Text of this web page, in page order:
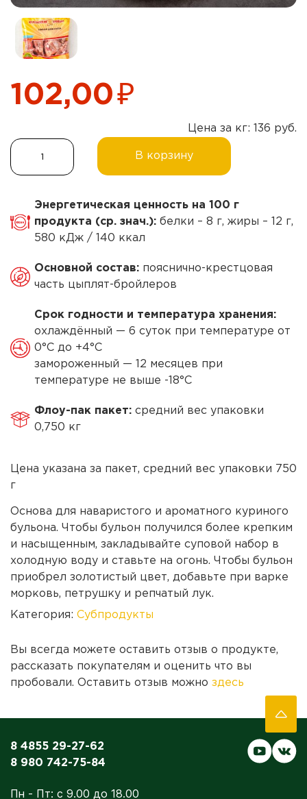
102,00₽
Цена за кг: 136 руб.
Количество
товара
супа
бройлеров
В корзину
Энергетическая ценность на 100 г
продукта (ср. знач.): белки – 8 г, жиры – 12 г,
580 кДж / 140 ккал
Основной состав: пояснично-крестцовая
часть цыплят-бройлеров
Cрок годности и температура хранения:
охлаждённый — 6 суток при температуре от
0°С до +4°С
замороженный — 12 месяцев при
температуре не выше -18°С
Флоу-пак пакет: средний вес упаковки
0,750 кг
Цена указана за пакет, средний вес упаковки 750
г
Основа для наваристого и ароматного куриного
бульона. Чтобы бульон получился более крепким
и насыщенным, закладывайте суповой набор в
холодную воду и ставьте на огонь. Чтобы бульон
приобрел золотистый цвет, добавьте при варке
морковь, петрушку и репчатый лук.
Категория: Субпродукты
Вы всегда можете оставить отзыв о продукте,
рассказать покупателям и оценить что вы
пробовали. Оставить отзыв можно здесь
8 4855 29-27-62
8 980 742-75-84
Пн - Пт: с 9.00 до 18.00